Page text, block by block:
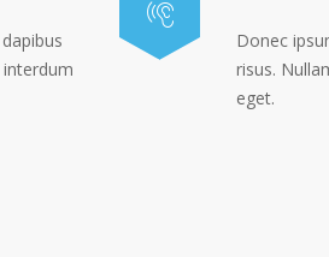
Donec
risus.
eget.